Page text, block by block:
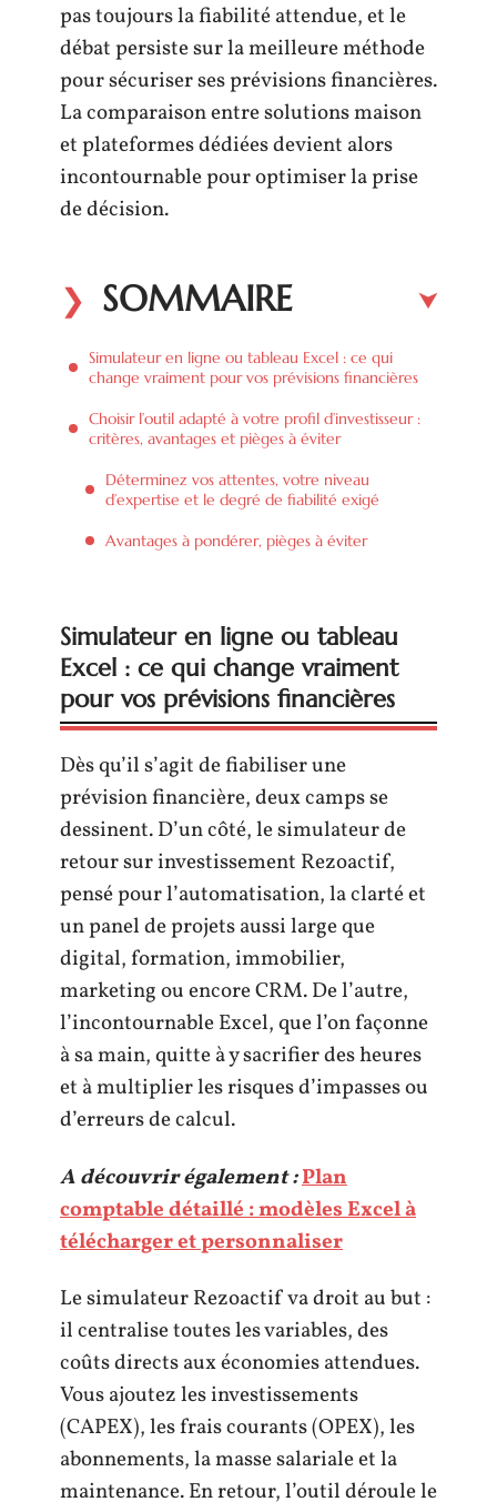
pas toujours la fiabilité attendue, et le
débat persiste sur la meilleure méthode
pour sécuriser ses prévisions financières.
La comparaison entre solutions maison
et plateformes dédiées devient alors
incontournable pour optimiser la prise
de décision.
SOMMAIRE
Simulateur en ligne ou tableau Excel : ce qui
change vraiment pour vos prévisions financières
Choisir l’outil adapté à votre profil d’investisseur :
critères, avantages et pièges à éviter
Déterminez vos attentes, votre niveau
d’expertise et le degré de fiabilité exigé
Avantages à pondérer, pièges à éviter
Simulateur en ligne ou tableau
Excel : ce qui change vraiment
pour vos prévisions financières
Dès qu’il s’agit de fiabiliser une
prévision financière, deux camps se
dessinent. D’un côté, le simulateur de
retour sur investissement Rezoactif,
pensé pour l’automatisation, la clarté et
un panel de projets aussi large que
digital, formation, immobilier,
marketing ou encore CRM. De l’autre,
l’incontournable Excel, que l’on façonne
à sa main, quitte à y sacrifier des heures
et à multiplier les risques d’impasses ou
d’erreurs de calcul.
A découvrir également :Plan
comptable détaillé : modèles Excel à
télécharger et personnaliser
Le simulateur Rezoactif va droit au but :
il centralise toutes les variables, des
coûts directs aux économies attendues.
Vous ajoutez les investissements
(CAPEX), les frais courants (OPEX), les
abonnements, la masse salariale et la
maintenance. En retour, l’outil déroule le